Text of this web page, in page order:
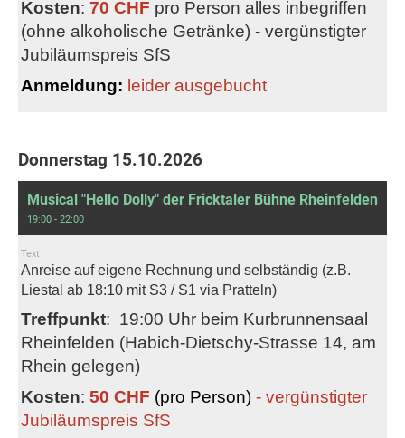
Kosten: 70 CHF pro Person alles inbegriffen
(ohne alkoholische Getränke) - vergünstigter
Jubiläumspreis SfS
Anmeldung: leider ausgebucht
Donnerstag 15.10.2026
Musical "Hello Dolly" der Fricktaler Bühne Rheinfelden
19:00 - 22:00
Text
Anreise auf eigene Rechnung und selbständig (z.B.
Liestal ab 18:10 mit S3 / S1 via Pratteln)
Treffpunkt: 19:00 Uhr beim Kurbrunnensaal
Rheinfelden (Habich-Dietschy-Strasse 14, am
Rhein gelegen)
Kosten: 50 CHF (pro Person) - vergünstigter
Jubiläumspreis SfS